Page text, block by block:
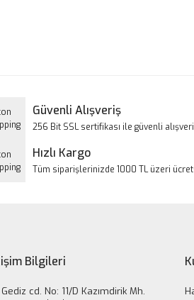
Ürün fiyatı diğer sitelerden daha pahalı.
Güvenli Alışveriş
256 Bit SSL sertifikası ile güvenli
Hızlı Kargo
Tüm siparişlerinizde 1000 TL üzeri
Bilgileri
Gediz cd. No: 11/D Kazımdirik Mh.